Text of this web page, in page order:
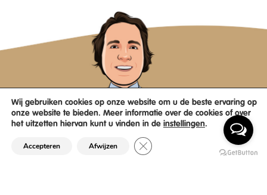
Wij gebruiken cookies op onze website om u de beste ervaring op
onze website te bieden. Meer informatie over de cookies of over
het uitzetten hiervan kunt u vinden in de instellingen.
Accepteren Afwijzen Sluit AVG/GDPR cookie banner